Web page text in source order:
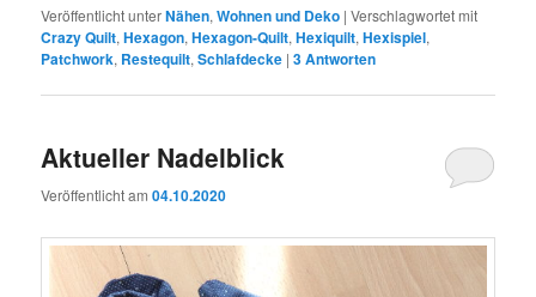
Veröffentlicht unterNähen,Wohnen und Deko |Verschlagwortet mit
Crazy Quilt,Hexagon,Hexagon-Quilt,Hexiquilt,Hexispiel,
Patchwork, Restequilt,Schlafdecke |3Antworten
Aktueller Nadelblick
Veröffentlicht am04.10.2020